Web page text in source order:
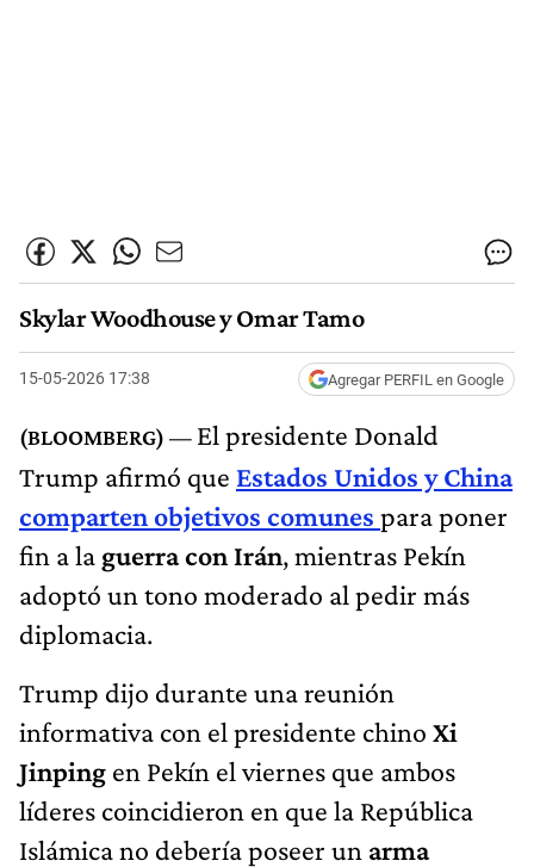
Skylar Woodhouse y Omar Tamo
15-05-2026 17:38 Agregar PERFIL en Google
El presidente Donald
Trump afirmó que Estados Unidos y China
comparten objetivos comunes para poner
fin a la guerra con Irán, mientras Pekín
adoptó un tono moderado al pedir más
diplomacia.
Trump dijo durante una reunión
informativa con el presidente chino Xi
Jinping en Pekín el viernes que ambos
líderes coincidieron en que la República
Islámica no debería poseer un arma